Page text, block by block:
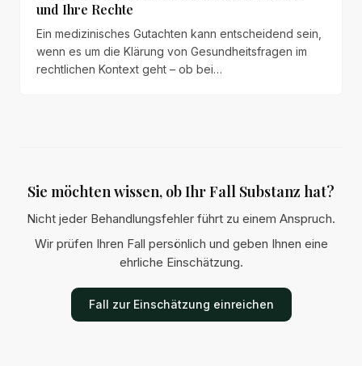
und Ihre Rechte
Ein medizinisches Gutachten kann entscheidend sein,
wenn es um die Klärung von Gesundheitsfragen im
rechtlichen Kontext geht – ob bei
Sie möchten wissen, ob Ihr Fall Substanz hat?
Nicht jeder Behandlungsfehler führt zu einem Anspruch.
Wir prüfen Ihren Fall persönlich und geben Ihnen eine
ehrliche Einschätzung.
Fall zur Einschätzung einreichen